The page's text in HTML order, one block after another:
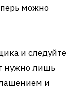
можно
и следуйте
нужно лишь
и